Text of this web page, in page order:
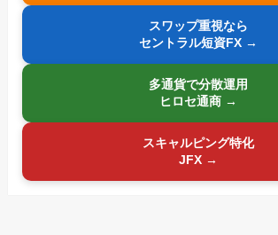
スワップ重視なら
セントラル短資FX →
多通貨で分散運用
ヒロセ通商 →
スキャルピング特化
JFX →